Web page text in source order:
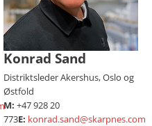
Konrad Sand
Distriktsleder Akershus, Oslo og
Østfold
M: +47 928 20
773E: konrad.sand@skarpnes.com